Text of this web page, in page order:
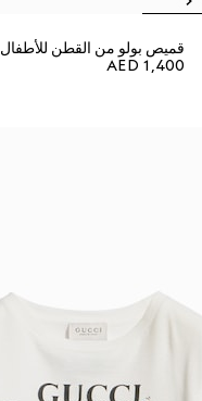
قميص بولو من القطن للأطفال
AED 1,400